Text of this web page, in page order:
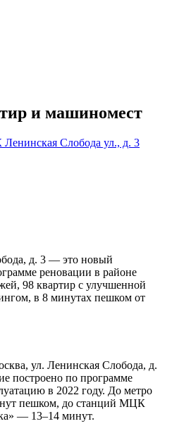
и машиномест
д. 3 — это новый
реновации в районе
98 квартир с улучшенной
в 8 минутах пешком от
ул. Ленинская Слобода, д.
построено по программе
в 2022 году. До метро
пешком, до станций МЦК
— 13–14 минут.